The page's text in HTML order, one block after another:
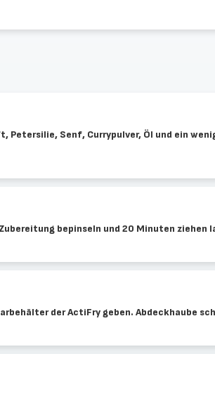
Petersilie, Senf, Currypulver, Öl und ein
bepinseln und 20 Minuten ziehen
der ActiFry geben. Abdeckhaube